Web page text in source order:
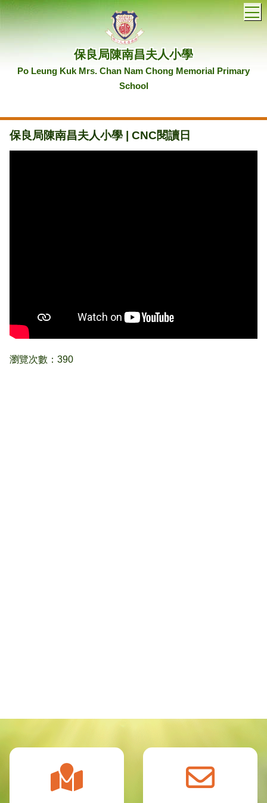
保良局陳南昌夫人小學
Po Leung Kuk Mrs. Chan Nam Chong Memorial Primary
School
保良局陳南昌夫人小學 | CNC閱讀日
瀏覽次數：390